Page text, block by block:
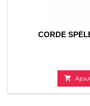
CORDE
